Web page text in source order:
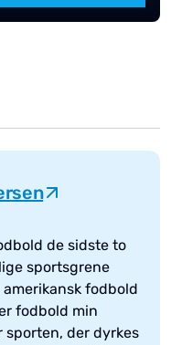
de sidste to
sportsgrene
fodbold
fodbold min
sporten, der dyrkes